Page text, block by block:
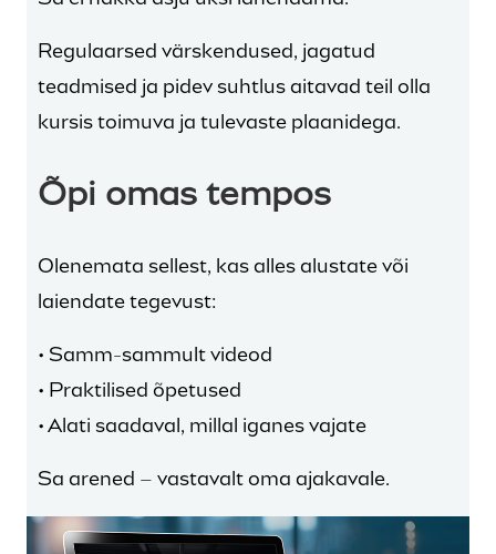
Regulaarsed värskendused, jagatud
teadmised ja pidev suhtlus aitavad teil olla
kursis toimuva ja tulevaste plaanidega.
Õpi omas tempos
Olenemata sellest, kas alles alustate või
laiendate tegevust:
• Samm-sammult videod
• Praktilised õpetused
• Alati saadaval, millal iganes vajate
Sa arened – vastavalt oma ajakavale.